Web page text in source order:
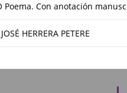
Poema. Con anotación
HERRERA PETERE